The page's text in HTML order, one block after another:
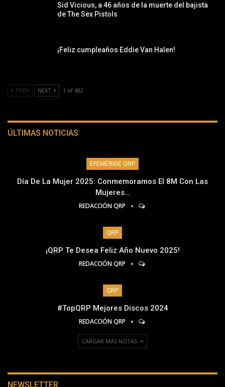
Sid Vicious, a 46 años de la muerte del bajista
de The Sex Pistols
¡Feliz cumpleaños Eddie Van Halen!
PREV NEXT 1 of 682
ÚLTIMAS NOTICIAS
EFEMÉRIDE QRP
Día De La Mujer 2025: Conmemoramos El 8M Con Las
Mujeres…
REDACCIÓN QRP
QRP
¡QRP Te Desea Feliz Año Nuevo 2025!
REDACCIÓN QRP
QRP
#TopQRP Mejores Discos 2024
REDACCIÓN QRP
CARGAR MÁS NOTAS
NEWSLETTER